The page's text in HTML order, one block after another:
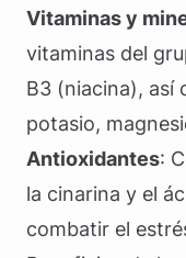
Vitaminas y
vitaminas del
B3 (niacina), así
potasio,
Antioxidantes:
la cinarina y el
combatir el